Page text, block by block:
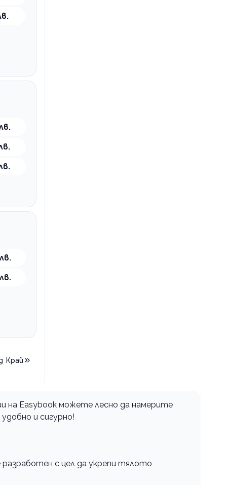
Край
на Easybook можете лесно да намерите
и сигурно!
разработен с цел да укрепи тялото